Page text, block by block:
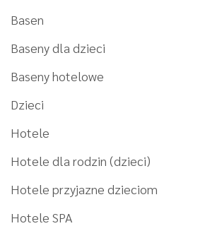
Basen
Baseny dla dzieci
Baseny hotelowe
Dzieci
Hotele
Hotele dla rodzin (dzieci)
Hotele przyjazne dzieciom
Hotele SPA